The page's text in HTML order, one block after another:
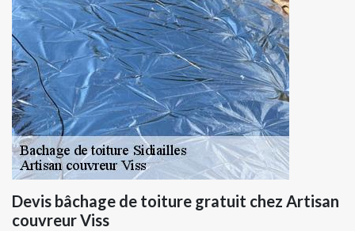
Devis bâchage de toiture gratuit chez Artisan
couvreur Viss